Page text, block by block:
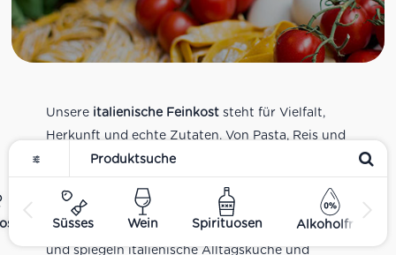
Süsses Wein Spirituosen Alkoholfrei
Unsere italienische Feinkoststeht für Vielfalt,
Herkunft und echte Zutaten. Von Pasta, Reis und
Tomatensaucen über Olivenöl, Antipasti und
Pesto bis zu Balsamico und Spezialitäten aus
verschiedenen Regionen Italiens. Alle Produkte
sind Teil unseres realen Supermarkt-Sortiments
und spiegeln italienische Alltagsküche und